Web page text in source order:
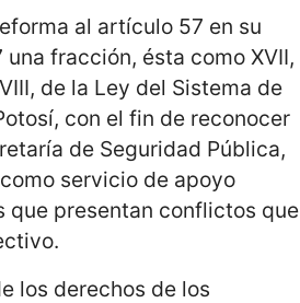
al artículo 57 en su
fracción, ésta como XVII,
de la Ley del Sistema de
con el fin de reconocer
de Seguridad Pública,
servicio de apoyo
que presentan conflictos que
los derechos de los